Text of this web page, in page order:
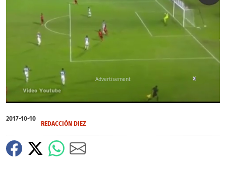
seconds
of
seconds
X
2017-10-10
REDACCIÓN DIEZ